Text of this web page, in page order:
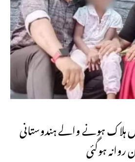
ہلاک ہونے والے ہندوستانی
ہوگئی